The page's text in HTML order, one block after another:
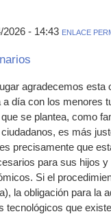
- 14:43 ENLACE
agradecemos
día con los menores
se plantea, como
es más
precisamente que
para sus hijos
Si el
la obligación para
que